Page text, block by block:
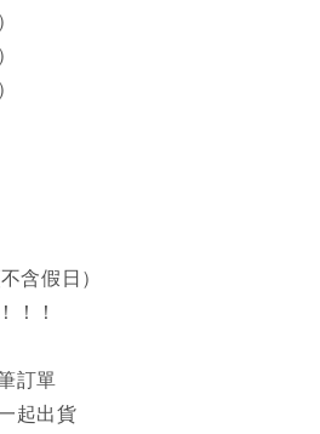
含假日）
！！
訂單
起出貨